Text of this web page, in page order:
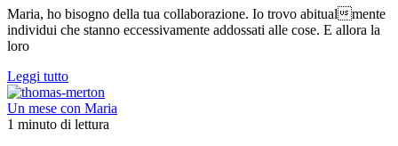
Maria, ho bisogno della tua collaborazione. Io trovo abitualmente
individui che stanno eccessivamente addossati alle cose. E allora la
loro
Leggi tutto
Un mese con Maria
1 minuto di lettura